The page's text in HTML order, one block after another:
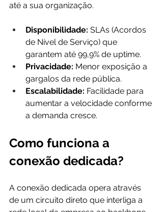
até a sua organização.
Disponibilidade: SLAs (Acordos
de Nível de Serviço) que
garantem até 99,9% de uptime.
Privacidade: Menor exposição a
gargalos da rede pública.
Escalabilidade: Facilidade para
aumentar a velocidade conforme
a demanda cresce.
Como funciona a
conexão dedicada?
A conexão dedicada opera através
de um circuito direto que interliga a